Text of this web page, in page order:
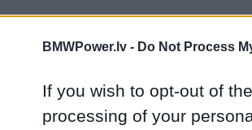
BMWPower.lv - Do Not Process
If you wish to opt-out of
processing of your